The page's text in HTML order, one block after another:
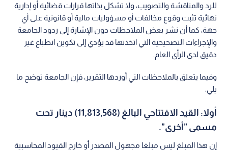
للرد والمناقشة والتصويب، ولا تشكل بذاتها قرارات قضائية أو إدارية
نهائية تثبت وقوع مخالفات أو مسؤوليات مالية أو قانونية على أي
جهة، كما أن نشر بعض الملاحظات دون الإشارة إلى ردود الجامعة
والإجراءات التصحيحية التي اتخذتها قد يؤدي إلى تكوين انطباع غير
دقيق لدى الرأي العام.
وفيما يتعلق بالملاحظات التي أوردها التقرير، فإن الجامعة توضح ما
يلي:
أولا: القيد الافتتاحي البالغ (11,813,568) دينار تحت
مسمى "أخرى".
إن هذا المبلغ ليس مبلغا مجهول المصدر أو خارج القيود المحاسبية